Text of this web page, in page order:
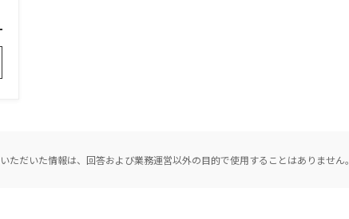
ただいた情報は、回答および業務運営以外の目的で使用することはありません。